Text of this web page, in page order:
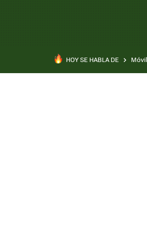
HOY SE HABLA DE